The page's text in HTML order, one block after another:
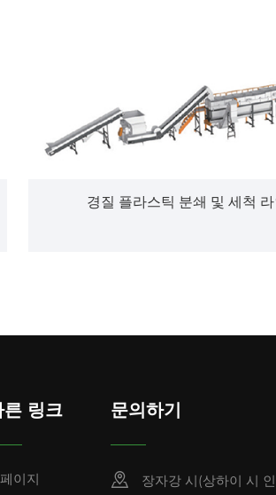
경질 플라스틱 분쇄 및 세척 라
른 링크
이지
문의하기
장자강 시(상하이 시